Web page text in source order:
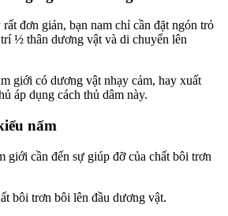
đơn giản, bạn nam chỉ cần đặt ngón trỏ
½ thân dương vật và di chuyển lên
giới có dương vật nhạy cảm, hay xuất
áp dụng cách thủ dâm này.
nấm
giới cần đến sự giúp đỡ của chất bôi trơn
bôi trơn bôi lên đầu dương vật.